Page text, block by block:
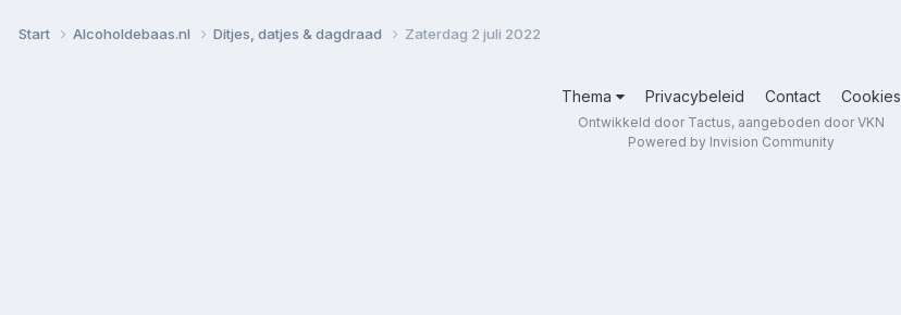
Start Alcoholdebaas.nl Ditjes, datjes & dagdraad Zaterdag 2 juli 2022
Thema Privacybeleid Contact Cookies
Ontwikkeld door Tactus, aangeboden door VKN
Powered by Invision Community